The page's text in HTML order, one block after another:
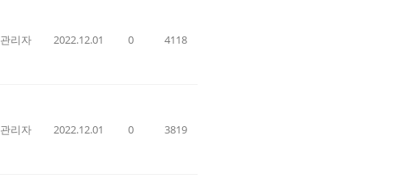
관리자 2022.12.01 0 4118
관리자 2022.12.01 0 3819